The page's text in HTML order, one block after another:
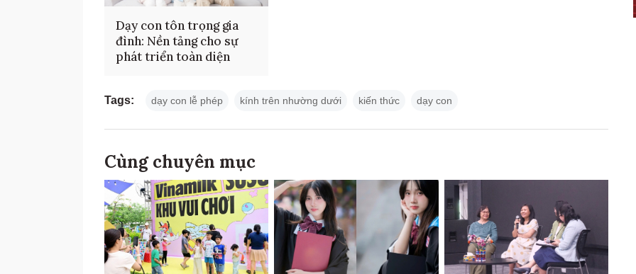
Dạy con tôn trọng gia
đình: Nền tảng cho sự
phát triển toàn diện
Tags: dạy con lễ phép kính trên nhường dưới kiến thức dạy con
Cùng chuyên mục